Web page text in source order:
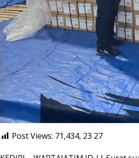
Post Views: 71,434, 23 27